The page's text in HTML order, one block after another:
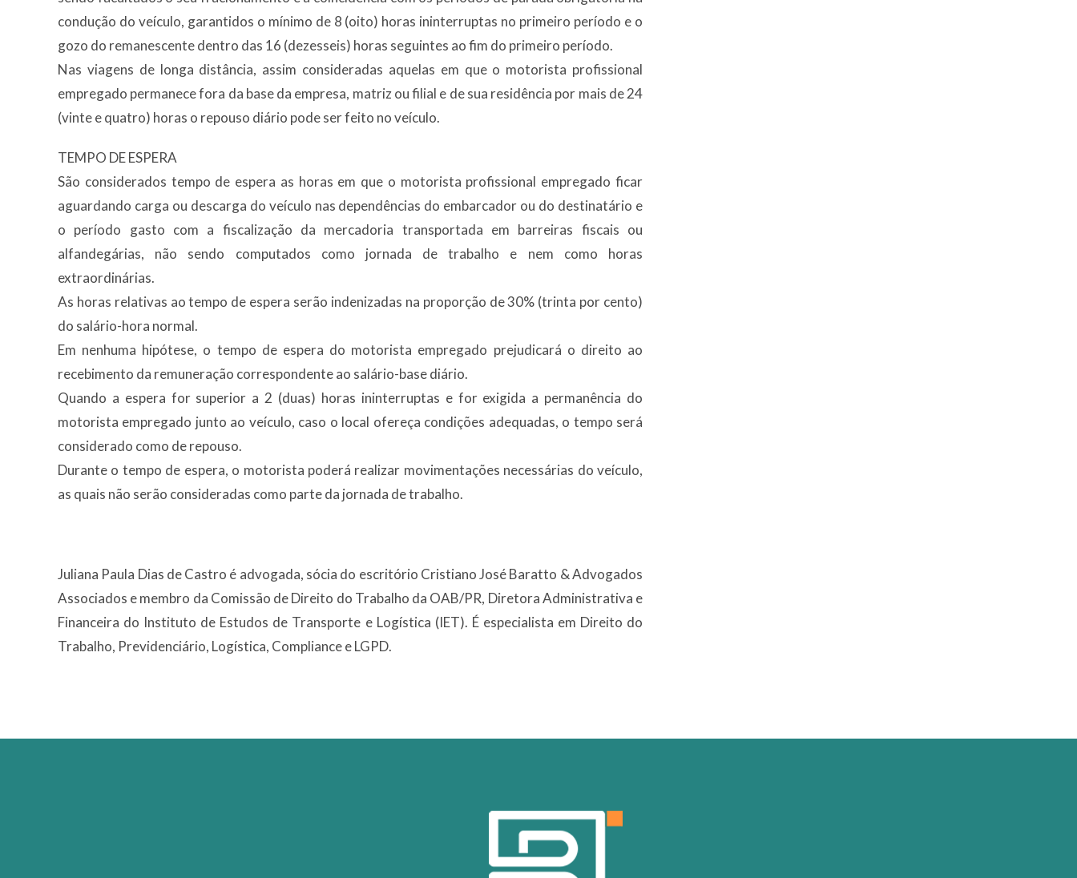
condução do veículo, garantidos o mínimo de 8 (oito) horas ininterruptas no primeiro período e o
gozo do remanescente dentro das 16 (dezesseis) horas seguintes ao fim do primeiro período.
Nas viagens de longa distância, assim consideradas aquelas em que o motorista profissional
empregado permanece fora da base da empresa, matriz ou filial e de sua residência por mais de 24
(vinte e quatro) horas o repouso diário pode ser feito no veículo.
TEMPO DE ESPERA
São considerados tempo de espera as horas em que o motorista profissional empregado ficar
aguardando carga ou descarga do veículo nas dependências do embarcador ou do destinatário e
o período gasto com a fiscalização da mercadoria transportada em barreiras fiscais ou
alfandegárias, não sendo computados como jornada de trabalho e nem como horas
extraordinárias.
As horas relativas ao tempo de espera serão indenizadas na proporção de 30% (trinta por cento)
do salário-hora normal.
Em nenhuma hipótese, o tempo de espera do motorista empregado prejudicará o direito ao
recebimento da remuneração correspondente ao salário-base diário.
Quando a espera for superior a 2 (duas) horas ininterruptas e for exigida a permanência do
motorista empregado junto ao veículo, caso o local ofereça condições adequadas, o tempo será
considerado como de repouso.
Durante o tempo de espera, o motorista poderá realizar movimentações necessárias do veículo,
as quais não serão consideradas como parte da jornada de trabalho.
Juliana Paula Dias de Castro é advogada, sócia do escritório Cristiano José Baratto & Advogados
Associados e membro da Comissão de Direito do Trabalho da OAB/PR, Diretora Administrativa e
Financeira do Instituto de Estudos de Transporte e Logística (IET). É especialista em Direito do
Trabalho, Previdenciário, Logística, Compliance e LGPD.